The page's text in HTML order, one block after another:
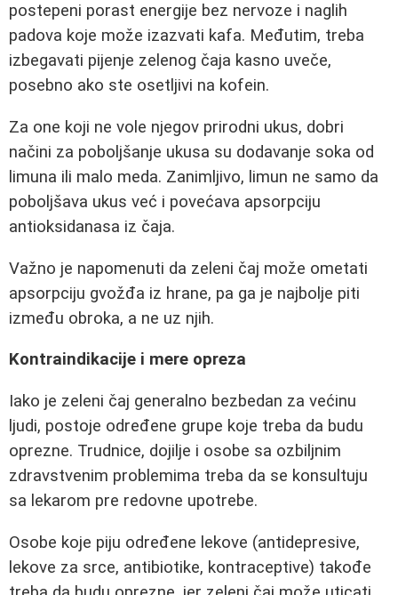
postepeni porast energije bez nervoze i naglih
padova koje može izazvati kafa. Međutim, treba
izbegavati pijenje zelenog čaja kasno uveče,
posebno ako ste osetljivi na kofein.
Za one koji ne vole njegov prirodni ukus, dobri
načini za poboljšanje ukusa su dodavanje soka od
limuna ili malo meda. Zanimljivo, limun ne samo da
poboljšava ukus već i povećava apsorpciju
antioksidanasa iz čaja.
Važno je napomenuti da zeleni čaj može ometati
apsorpciju gvožđa iz hrane, pa ga je najbolje piti
između obroka, a ne uz njih.
Kontraindikacije i mere opreza
Iako je zeleni čaj generalno bezbedan za većinu
ljudi, postoje određene grupe koje treba da budu
oprezne. Trudnice, dojilje i osobe sa ozbiljnim
zdravstvenim problemima treba da se konsultuju
sa lekarom pre redovne upotrebe.
Osobe koje piju određene lekove (antidepresive,
lekove za srce, antibiotike, kontraceptive) takođe